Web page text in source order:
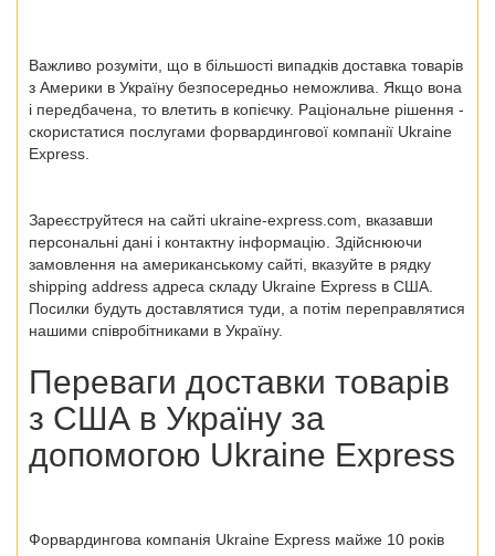
Важливо розуміти, що в більшості випадків доставка товарів
з Америки в Україну безпосередньо неможлива. Якщо вона
і передбачена, то влетить в копієчку. Раціональне рішення -
скористатися послугами форвардингової компанії Ukraine
Express.
Зареєструйтеся на сайті ukraine-express.com, вказавши
персональні дані і контактну інформацію. Здійснюючи
замовлення на американському сайті, вказуйте в рядку
shipping address адреса складу Ukraine Express в США.
Посилки будуть доставлятися туди, а потім переправлятися
нашими співробітниками в Україну.
Переваги доставки товарів
з США в Україну за
допомогою Ukraine Express
Форвардингова компанія Ukraine Express майже 10 років